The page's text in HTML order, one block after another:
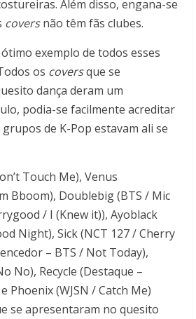
Além disso, engana-se
coversnão têm fãs clubes.
exemplo de todos esses
os coversque se
dança deram um
podia-se facilmente acreditar
de K-Pop estavam ali se
Touch Me), Venus
Bboom), Doublebig (BTS / Mic
/ I (Knew it)), Ayoblack
Night), Sick (NCT 127 / Cherry
– BTS / Not Today),
No), Recycle (Destaque –
Phoenix (WJSN / Catch Me)
se apresentaram no quesito